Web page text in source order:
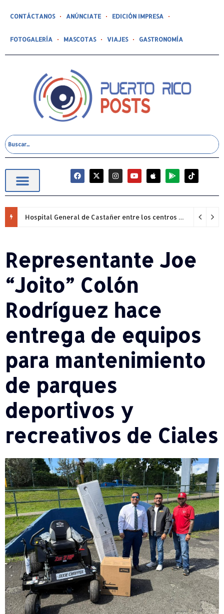
CONTÁCTANOS ANÚNCIATE EDICIÓN IMPRESA
FOTOGALERÍA MASCOTAS VIAJES GASTRONOMÍA
Hospital General de Castañer entre los centros de salud comunitarios con mejor desempeño clínico de Estados Unidos
Representante Joe
“Joito” Colón
Rodríguez hace
entrega de equipos
para mantenimiento
de parques
deportivos y
recreativos de Ciales